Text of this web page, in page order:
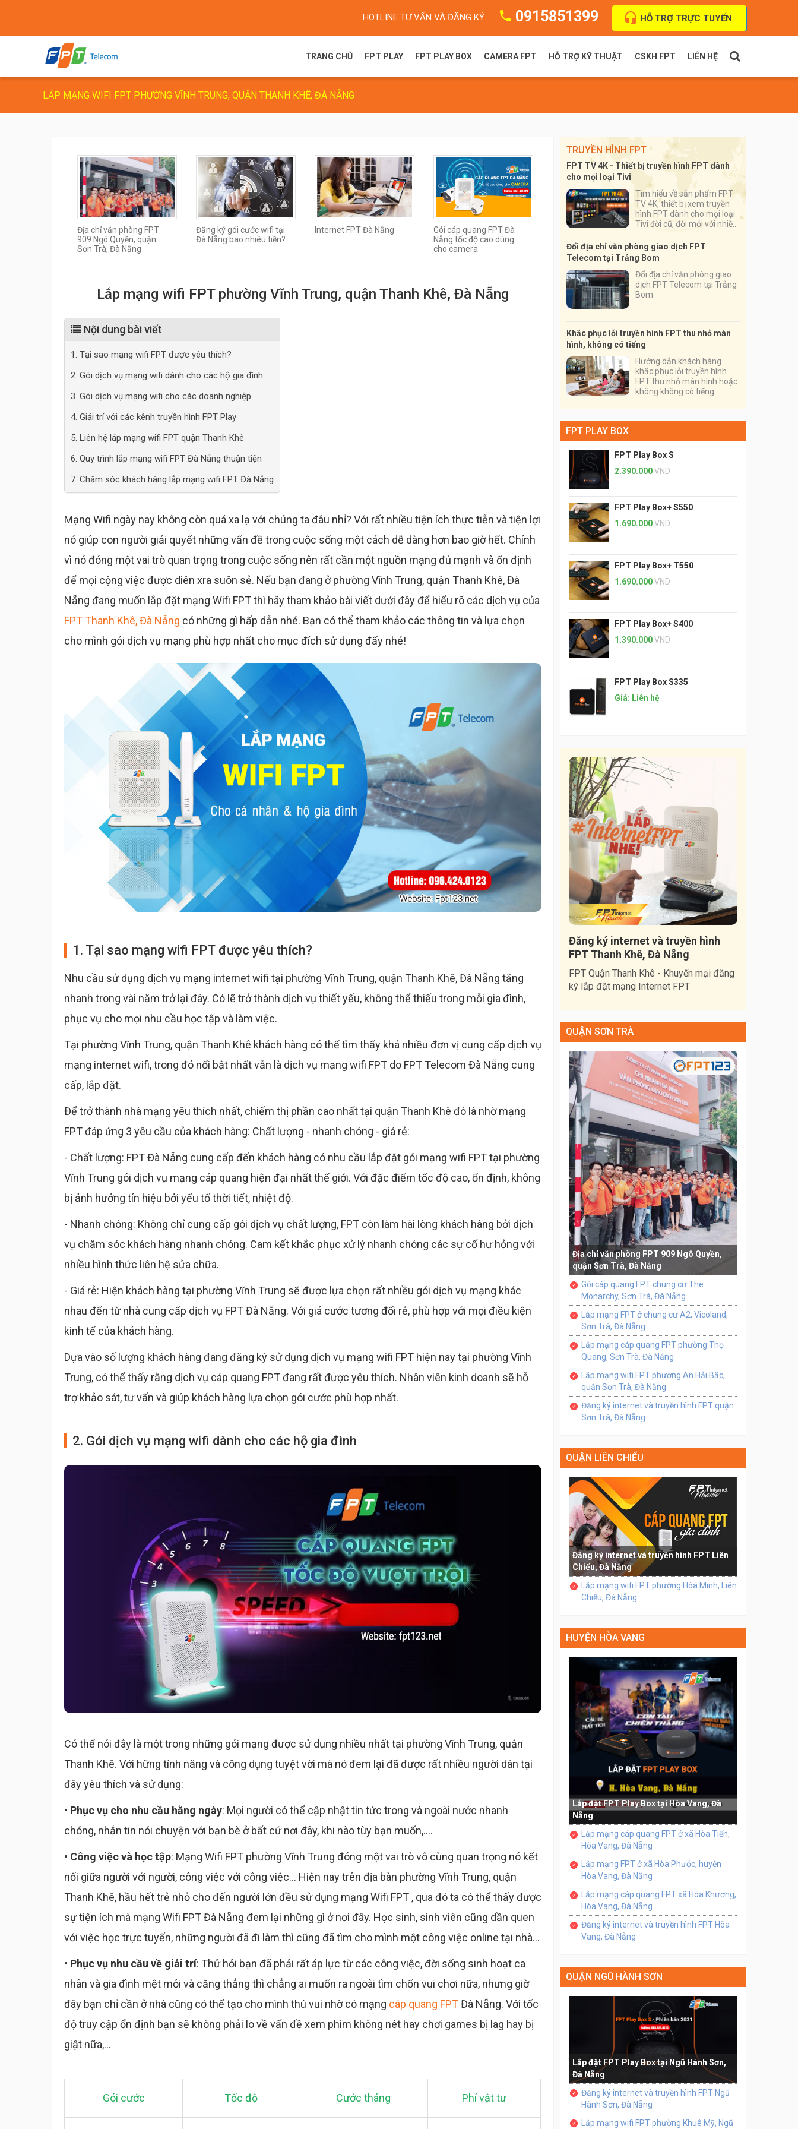
HOTLINE TƯ VẤN VÀ ĐĂNG KÝ 0915851399 HỖ TRỢ TRỰC TUYẾN
TRANG CHỦ FPT PLAY
Truyền hình FPT
FPT PLAY BOX
FPT Play Box+ S550
FPT Play Box+ S400
CAMERA FPT HỖ TRỢ KỸ THUẬT CSKH FPT LIÊN HỆ
LẮP MẠNG WIFI FPT PHƯỜNG VĨNH TRUNG, QUẬN THANH KHÊ, ĐÀ NẴNG
Địa chỉ văn phòng FPT
909 Ngô Quyền, quận
Sơn Trà, Đà Nẵng
Đăng ký gói cước wifi tại
Đà Nẵng bao nhiêu tiền?
Internet FPT Đà Nẵng
Gói cáp quang FPT Đà
Nẵng tốc độ cao dùng
cho camera
Lắp mạng wifi FPT phường Vĩnh Trung, quận Thanh Khê, Đà Nẵng
Nội dung bài viết
1. Tại sao mạng wifi FPT được yêu thích?
2. Gói dịch vụ mạng wifi dành cho các hộ gia đình
3. Gói dịch vụ mạng wifi cho các doanh nghiệp
4. Giải trí với các kênh truyền hình FPT Play
5. Liên hệ lắp mạng wifi FPT quận Thanh Khê
6. Quy trình lắp mạng wifi FPT Đà Nẵng thuận tiện
7. Chăm sóc khách hàng lắp mạng wifi FPT Đà Nẵng
Mạng Wifi ngày nay không còn quá xa lạ với chúng ta đâu nhỉ? Với rất nhiều tiện ích thực tiễn và tiện lợi
nó giúp con người giải quyết những vấn đề trong cuộc sống một cách dễ dàng hơn bao giờ hết. Chính
vì nó đóng một vai trò quan trọng trong cuộc sống nên rất cần một nguồn mạng đủ mạnh và ổn định
để mọi cộng việc được diên xra suôn sẻ. Nếu bạn đang ở phường Vĩnh Trung, quận Thanh Khê, Đà
Nẵng đang muốn lắp đặt mạng Wifi FPT thì hãy tham khảo bài viết dưới đây để hiểu rõ các dịch vụ của
FPT Thanh Khê, Đà Nẵng có những gì hấp dẫn nhé. Bạn có thể tham khảo các thông tin và lựa chọn
cho mình gói dịch vụ mạng phù hợp nhất cho mục đích sử dụng đấy nhé!
1. Tại sao mạng wifi FPT được yêu thích?
Nhu cầu sử dụng dịch vụ mạng internet wifi tại phường Vĩnh Trung, quận Thanh Khê, Đà Nẵng tăng
nhanh trong vài năm trở lại đây. Có lẽ trở thành dịch vụ thiết yếu, không thể thiếu trong mỗi gia đình,
phục vụ cho mọi nhu cầu học tập và làm việc.
Tại phường Vĩnh Trung, quận Thanh Khê khách hàng có thể tìm thấy khá nhiều đơn vị cung cấp dịch vụ
mạng internet wifi, trong đó nổi bật nhất vẫn là dịch vụ mạng wifi FPT do FPT Telecom Đà Nẵng cung
cấp, lắp đặt.
Để trở thành nhà mạng yêu thích nhất, chiếm thị phần cao nhất tại quận Thanh Khê đó là nhờ mạng
FPT đáp ứng 3 yêu cầu của khách hàng: Chất lượng - nhanh chóng - giá rẻ:
- Chất lượng: FPT Đà Nẵng cung cấp đến khách hàng có nhu cầu lắp đặt gói mạng wifi FPT tại phường
Vĩnh Trung gói dịch vụ mạng cáp quang hiện đại nhất thế giới. Với đặc điểm tốc độ cao, ổn định, không
bị ảnh hưởng tín hiệu bởi yếu tố thời tiết, nhiệt độ.
- Nhanh chóng: Không chỉ cung cấp gói dịch vụ chất lượng, FPT còn làm hài lòng khách hàng bởi dịch
vụ chăm sóc khách hàng nhanh chóng. Cam kết khắc phục xử lý nhanh chóng các sự cố hư hỏng với
nhiều hình thức liên hệ sửa chữa.
- Giá rẻ: Hiện khách hàng tại phường Vĩnh Trung sẽ được lựa chọn rất nhiều gói dịch vụ mạng khác
nhau đến từ nhà cung cấp dịch vụ FPT Đà Nẵng. Với giá cước tương đối rẻ, phù hợp với mọi điều kiện
kinh tế của khách hàng.
Dựa vào số lượng khách hàng đang đăng ký sử dụng dịch vụ mạng wifi FPT hiện nay tại phường Vĩnh
Trung, có thể thấy rằng dịch vụ cáp quang FPT đang rất được yêu thích. Nhân viên kinh doanh sẽ hỗ
trợ khảo sát, tư vấn và giúp khách hàng lựa chọn gói cước phù hợp nhất.
2. Gói dịch vụ mạng wifi dành cho các hộ gia đình
Có thể nói đây là một trong những gói mạng được sử dụng nhiều nhất tại phường Vĩnh Trung, quận
Thanh Khê. Với hững tính năng và công dụng tuyệt vời mà nó đem lại đã được rất nhiều người dân tại
đây yêu thích và sử dụng:
• Phục vụ cho nhu cầu hằng ngày: Mọi người có thể cập nhật tin tức trong và ngoài nước nhanh
chóng, nhắn tin nói chuyện với bạn bè ở bất cứ nơi đây, khi nào tùy bạn muốn,....
• Công việc và học tập: Mạng Wifi FPT phường Vĩnh Trung đóng một vai trò vô cùng quan trọng nó kết
nối giữa người với người, công việc với công việc... Hiện nay trên địa bàn phường Vĩnh Trung, quận
Thanh Khê, hầu hết trẻ nhỏ cho đến người lớn đều sử dụng mạng Wifi FPT , qua đó ta có thể thấy được
sự tiện ích mà mạng Wifi FPT Đà Nẵng đem lại những gì ở nơi đây. Học sinh, sinh viên cũng dần quen
với việc học trực tuyến, những người đã đi làm thì cũng đã tìm cho mình một công việc online tại nhà...
• Phục vụ nhu cầu về giải trí: Thử hỏi bạn đã phải rất áp lực từ các công việc, đời sống sinh hoạt ca
nhân và gia đình mệt mỏi và căng thẳng thì chẳng ai muốn ra ngoài tìm chốn vui chơi nữa, nhưng giờ
đây bạn chỉ cần ở nhà cũng có thể tạo cho mình thú vui nhờ có mạng cáp quang FPTĐà Nẵng. Với tốc
độ truy cập ổn định bạn sẽ không phải lo về vấn đề xem phim không nét hay chơi games bị lag hay bị
giật nữa,...
Gói cước Tốc độ Cước tháng Phí vật tư
TRUYỀN HÌNH FPT
FPT TV 4K - Thiết bị truyền hình FPT dành
cho mọi loại Tivi
Tìm hiểu về sản phẩm FPT
TV 4K, thiết bị xem truyền
hình FPT dành cho mọi loại
Tivi đời cũ, đời mới với nhiều
kênh truyền hình lên tới hơn
200 kênh
Đổi địa chỉ văn phòng giao dịch FPT
Telecom tại Trảng Bom
Đổi địa chỉ văn phòng giao
dịch FPT Telecom tại Trảng
Bom
Khắc phục lỗi truyền hình FPT thu nhỏ màn
hình, không có tiếng
Hướng dẫn khách hàng
khắc phục lỗi truyền hình
FPT thu nhỏ màn hình hoặc
không không có tiếng
FPT PLAY BOX
FPT Play Box S
2.390.000VND
FPT Play Box+ S550
1.690.000VND
FPT Play Box+ T550
1.690.000VND
FPT Play Box+ S400
1.390.000VND
FPT Play Box S335
Giá: Liên hệ
Đăng ký internet và truyền hình
FPT Thanh Khê, Đà Nẵng
FPT Quận Thanh Khê - Khuyến mại đăng
ký lắp đặt mạng Internet FPT
QUẬN SƠN TRÀ
Địa chỉ văn phòng FPT 909 Ngô Quyền,
quận Sơn Trà, Đà Nẵng
Gói cáp quang FPT chung cư The
Monarchy, Sơn Trà, Đà Nẵng
Lắp mạng FPT ở chung cư A2, Vicoland,
Sơn Trà, Đà Nẵng
Lắp mạng cáp quang FPT phường Thọ
Quang, Sơn Trà, Đà Nẵng
Lắp mạng wifi FPT phường An Hải Bắc,
quận Sơn Trà, Đà Nẵng
Đăng ký internet và truyền hình FPT quận
Sơn Trà, Đà Nẵng
QUẬN LIÊN CHIỂU
Đăng ký internet và truyền hình FPT Liên
Chiểu, Đà Nẵng
Lắp mạng wifi FPT phường Hòa Minh, Liên
Chiểu, Đà Nẵng
HUYỆN HÒA VANG
Lắp đặt FPT Play Box tại Hòa Vang, Đà
Nẵng
Lắp mạng cáp quang FPT ở xã Hòa Tiến,
Hòa Vang, Đà Nẵng
Lắp mạng FPT ở xã Hòa Phước, huyện
Hòa Vang, Đà Nẵng
Lắp mạng cáp quang FPT xã Hòa Khương,
Hòa Vang, Đà Nẵng
Đăng ký internet và truyền hình FPT Hòa
Vang, Đà Nẵng
QUẬN NGŨ HÀNH SƠN
Lắp đặt FPT Play Box tại Ngũ Hành Sơn,
Đà Nẵng
Đăng ký internet và truyền hình FPT Ngũ
Hành Sơn, Đà Nẵng
Lắp mạng wifi FPT phường Khuê Mỹ, Ngũ